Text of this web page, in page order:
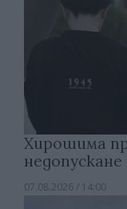
Хирошима
07.08.2026 / 14:00